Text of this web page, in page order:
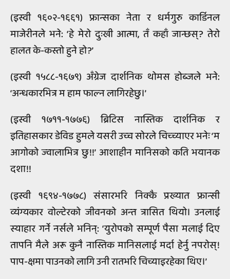
(इस्वी १६०२-१६६१) फ्रान्सका नेता र धर्मगुरु कार्डिनल
माजेरीनले भने: ‘हे मेरो दुःखी आत्मा, तँ कहाँ जान्छस्? तेरो
हालत के-कस्तो हुने हो?’
(इस्वी १५८८-१६७९) अँग्रेज दार्शनिक थोमस होब्जले भने:
‘अन्धकारभित्र म हाम फाल्न लागिरहेछु।’
(इस्वी १७११-१७७६) ब्रिटिस नास्तिक दार्शनिक र
इतिहासकार डेविड हुमले यसरी उच्च सोरले चिच्च्याएर भनेः ‘म
आगोको ज्वालाभित्र छु!!’ आशाहीन मानिसको कति भयानक
दशा!!
(इस्वी १६९४-१७७८) संसारभरि निक्कै प्रख्यात फ्रान्सी
व्यंग्यकार वोल्टेरको जीवनको अन्त त्रासित थियो। उनलाई
स्याहार गर्ने नर्सले भनिन्: ‘युरोपको सम्पूर्ण पैसा मलाई दिए
तापनि मैले अरू कुनै नास्तिक मानिसलाई मर्दा हेर्नु नपरोस्!
पाप-क्षमा पाउनको लागि उनी रातभरि चिच्याइरहेका थिए।’